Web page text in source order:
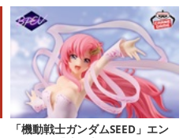
「機動戦士ガンダムSEED」エン